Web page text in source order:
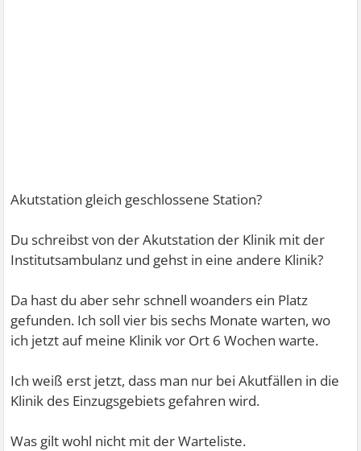
Akutstation gleich geschlossene Station?
Du schreibst von der Akutstation der Klinik mit der
Institutsambulanz und gehst in eine andere Klinik?
Da hast du aber sehr schnell woanders ein Platz
gefunden. Ich soll vier bis sechs Monate warten, wo
ich jetzt auf meine Klinik vor Ort 6 Wochen warte.
Ich weiß erst jetzt, dass man nur bei Akutfällen in die
Klinik des Einzugsgebiets gefahren wird.
Was gilt wohl nicht mit der Warteliste.